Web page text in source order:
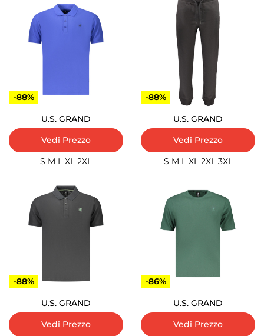
-88%
U.S. GRAND
Vedi Prezzo
S M L XL 2XL
-88%
U.S. GRAND
Vedi Prezzo
S M L XL 2XL 3XL
-88%
U.S. GRAND
Vedi Prezzo
-86%
U.S. GRAND
Vedi Prezzo